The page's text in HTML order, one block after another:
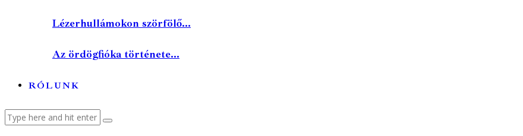
Lézerhullámokon szörfölő...
Az ördögfióka története...
RÓLUNK